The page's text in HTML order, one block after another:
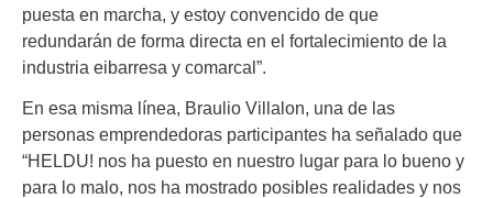
puesta en marcha, y estoy convencido de que
redundarán de forma directa en el fortalecimiento de la
industria eibarresa y comarcal”.
En esa misma línea, Braulio Villalon, una de las
personas emprendedoras participantes ha señalado que
“HELDU! nos ha puesto en nuestro lugar para lo bueno y
para lo malo, nos ha mostrado posibles realidades y nos